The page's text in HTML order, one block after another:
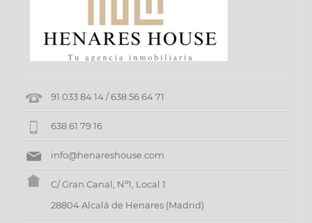
91 033 84 14 / 638 56 64 71
638 61 79 16
info@henareshouse.com
C/ Gran Canal, Nº1, Local 1
28804 Alcalá de Henares (Madrid)